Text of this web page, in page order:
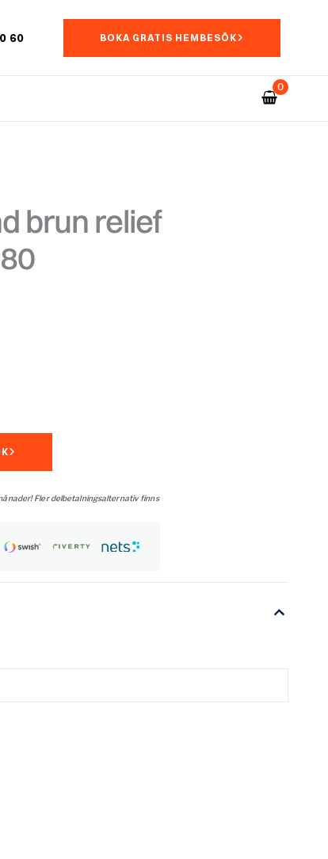
60 BOKA GRATIS HEMBESÖK
brun relief
Fler delbetalningsalternativ finns